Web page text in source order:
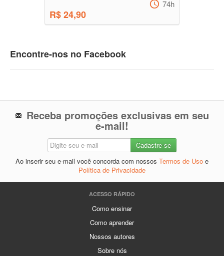
R$ 24,90
74h
Encontre-nos no Facebook
Receba promoções exclusivas em seu
e-mail!
Ao inserir seu e-mail você concorda com nossos Termos de Uso e
Política de Privacidade
ACESSO RÁPIDO
Como ensinar
Como aprender
Nossos autores
Sobre nós